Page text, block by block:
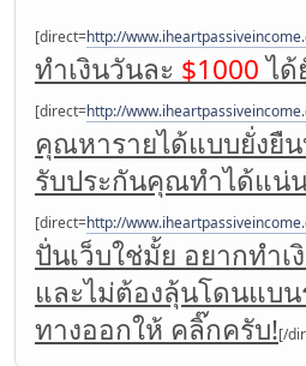
[direct=http://
ทำเงินวันละ $1000ได้
[direct=http://
คุณหารายได้แบบยั่งยื
รับประกันคุณทำได้แน่
[direct=http://
ปั่นเว็บใช่มั้ย อยากทำเ
และไม่ต้องลุ้นโดนแบ
ทางออกให้ คลิ๊กครับ![/